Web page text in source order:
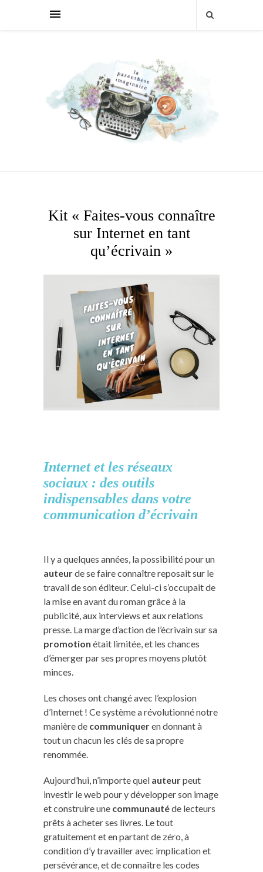
Kit « Faites-vous connaître
sur Internet en tant
qu’écrivain »
Internet et les réseaux
sociaux : des outils
indispensables dans votre
communication d’écrivain
Il y a quelques années, la possibilité pour un
auteurde se faire connaître reposait sur le
travail de son éditeur. Celui-ci s’occupait de
la mise en avant du roman grâce à la
publicité, aux interviews et aux relations
presse. La marge d’action de l’écrivain sur sa
promotion était limitée, et les chances
d’émerger par ses propres moyens plutôt
minces.
Les choses ont changé avec l’explosion
d’Internet ! Ce système a révolutionné notre
manière de communiqueren donnant à
tout un chacun les clés de sa propre
renommée.
Aujourd’hui, n’importe quel auteurpeut
investir le web pour y développer son image
et construire une communautéde lecteurs
prêts à acheter ses livres. Le tout
gratuitement et en partant de zéro, à
condition d’y travailler avec implication et
persévérance, et de connaître les codes